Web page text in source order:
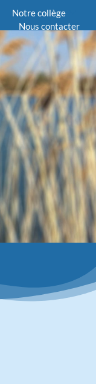
Notre collège
Nous contacter